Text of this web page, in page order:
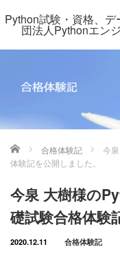
Python試験・資格、
団法人Pythonエン
ホーム 合格体験記
今
体験記を公開しました。
今泉 大樹様の
礎試験合格体験
2020.12.11 合格体験記